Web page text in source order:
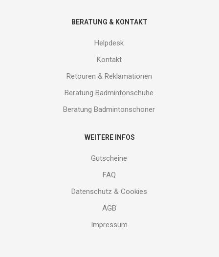
BERATUNG & KONTAKT
Helpdesk
Kontakt
Retouren & Reklamationen
Beratung Badmintonschuhe
Beratung Badmintonschoner
WEITERE INFOS
Gutscheine
FAQ
Datenschutz & Cookies
AGB
Impressum